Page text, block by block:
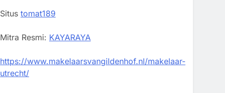
Situs tomat189
Mitra Resmi: KAYARAYA
https://www.makelaarsvangildenhof.nl/makelaar-
utrecht/